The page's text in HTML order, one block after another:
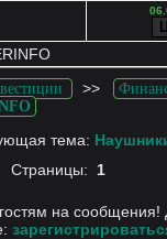
>>
тема:
Страницы: 1
на